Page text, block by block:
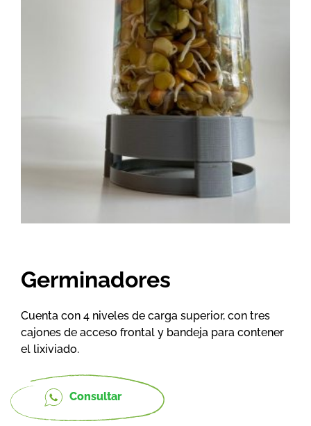
Germinadores
Cuenta con 4 niveles de carga superior, con tres
cajones de acceso frontal y bandeja para contener
el lixiviado.
Consultar